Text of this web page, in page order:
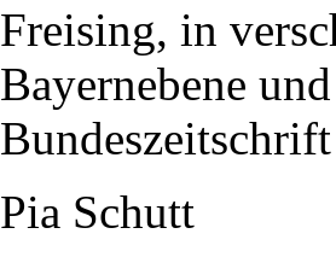
Freising, in
Bayernebene
Pia Schutt